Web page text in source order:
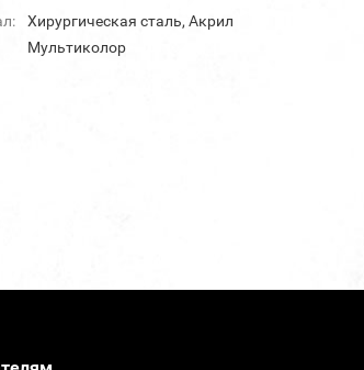
Хирургическая сталь, Акрил
Мультиколор